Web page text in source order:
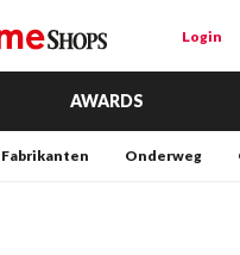
Login
AWARDS
Fabrikanten Onderweg